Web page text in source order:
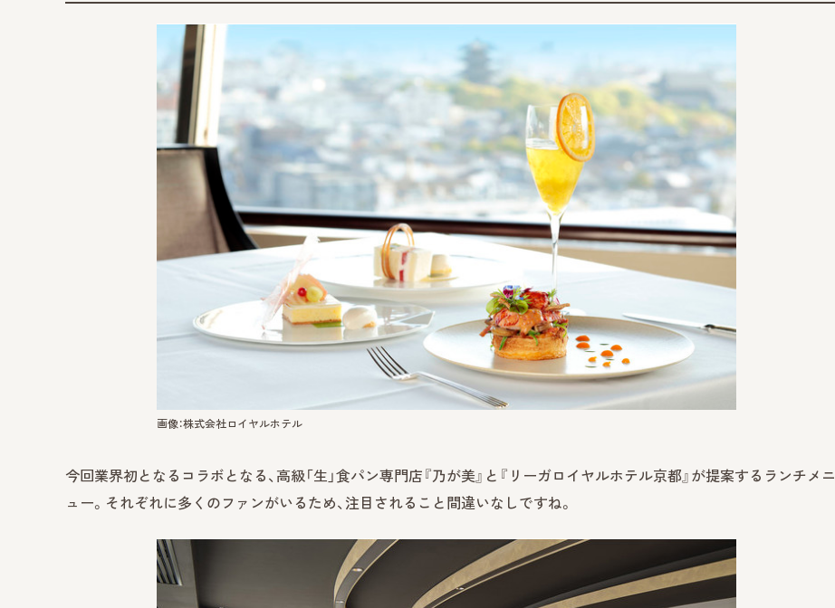
画像：株式会社ロイヤルホテル
今回業界初となるコラボとなる、高級「生」食パン専門店『乃が美』と『リーガロイヤルホテル京都』が提案するランチメニ
ュー。それぞれに多くのファンがいるため、注目されること間違いなしですね。